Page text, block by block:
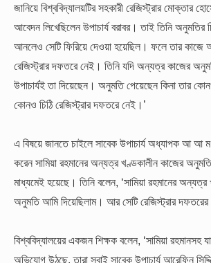
জানিয়ে বিশ্ববিদ্যালয়টির সহকারী রেজিস্ট্রার মোক্তার
আবেদন লিখেছিলেন উপাচার্য বরাবর। তাই তিনি অনুমতির
আনলেও সেটি ফিরিয়ে দেওয়া হয়েছিল। ফলে তার কাজে
রেজিস্ট্রার দফতরে নেই। তিনি যদি অন্যত্র কাজের
উপাচার্যই তা দিয়েছেন। অনুমতি পেয়েছেন কিনা তার
কোনও চিঠি রেজিস্ট্রার দফতরে নেই।’
এ বিষয়ে জানতে চাইলে সাবেক উপাচার্য অধ্যাপক আ আ ম
করেন সামিয়া রহমানের অন্যত্র খণ্ডকালীন কাজের
মাধ্যমেই হয়েছে। তিনি বলেন, ‘সামিয়া রহমানের
অনুমতি আমি দিয়েছিলাম। আর সেটি রেজিস্ট্রার দফতরের
বিশ্ববিদ্যালয়ের একজন শিক্ষক বলেন, ‘সামিয়া রহমানসহ
অভিযোগ উঠছে, তারা সবাই সাবেক উপাচার্য আরেফিন